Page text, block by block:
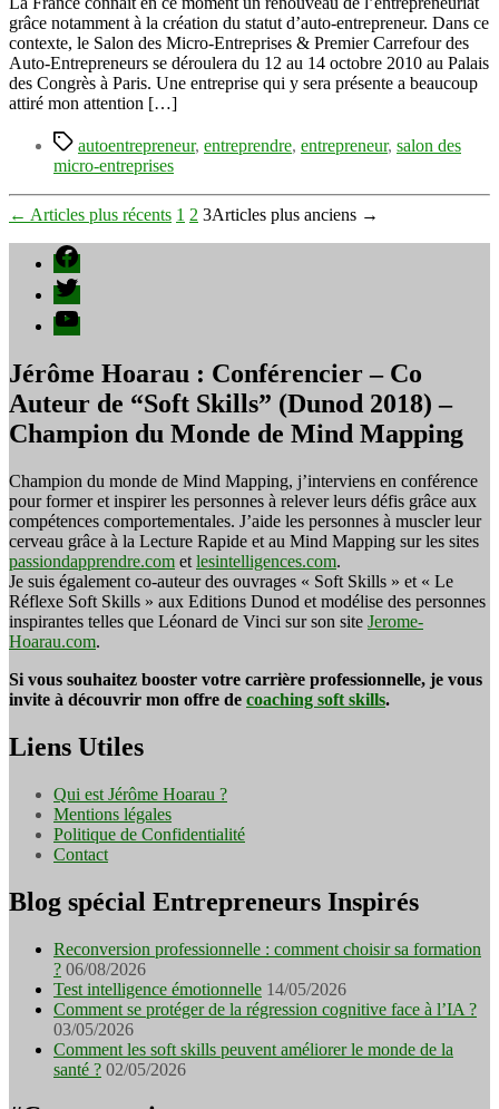
de
microcrédit
en
France
salon
des
entreprises
grâce notamment à la création du statut d’auto-entrepreneur. Dans ce
contexte, le Salon des Micro-Entreprises & Premier Carrefour des
Auto-Entrepreneurs se déroulera du 12 au 14 octobre 2010 au Palais
des Congrès à Paris. Une entreprise qui y sera présente a beaucoup
attiré mon attention […]
Étiquettes
autoentrepreneur, entreprendre, entrepreneur, salon des
micro-entreprises
Pagination
des
publications
← Articles plus récents 1 2 3Articles plus anciens →
Facebook
Twitter
YouTube
Jérôme Hoarau : Conférencier – Co
Auteur de “Soft Skills” (Dunod 2018) –
Champion du Monde de Mind Mapping
Champion du monde de Mind Mapping, j’interviens en conférence
pour former et inspirer les personnes à relever leurs défis grâce aux
compétences comportementales. J’aide les personnes à muscler leur
cerveau grâce à la Lecture Rapide et au Mind Mapping sur les sites
passiondapprendre.com et lesintelligences.com.
Je suis également co-auteur des ouvrages « Soft Skills » et « Le
Réflexe Soft Skills » aux Editions Dunod et modélise des personnes
inspirantes telles que Léonard de Vinci sur son site Jerome-
Hoarau.com.
Si vous souhaitez booster votre carrière professionnelle, je vous
invite à découvrir mon offre de coaching soft skills.
Liens Utiles
Qui est Jérôme Hoarau ?
Mentions légales
Politique de Confidentialité
Contact
Blog spécial Entrepreneurs Inspirés
Reconversion professionnelle : comment choisir sa formation
? 06/08/2026
Test intelligence émotionnelle 14/05/2026
Comment se protéger de la régression cognitive face à l’IA ?
03/05/2026
Comment les soft skills peuvent améliorer le monde de la
santé ? 02/05/2026